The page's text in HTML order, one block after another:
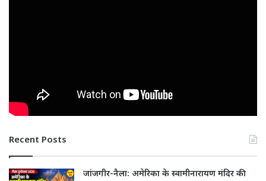
Recent Posts
जांजगीर-नैला: अमेरिका के स्वामीनारायण मंदिर की